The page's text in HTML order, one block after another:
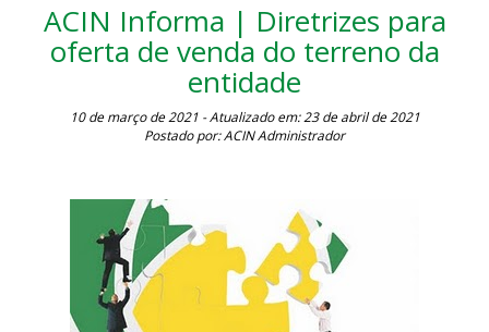
ACIN Informa | Diretrizes para
oferta de venda do terreno da
entidade
10 de março de 2021 - Atualizado em: 23 de abril de 2021
Postado por: ACIN Administrador